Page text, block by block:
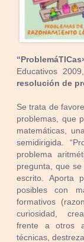
Educativos
resolución de
Se trata de
problemas, que
matemáticas,
semidirigida.
problema
pregunta, que
escrito. Aporta
posibles con
formativos
curiosidad,
frente a otros
técnicas,